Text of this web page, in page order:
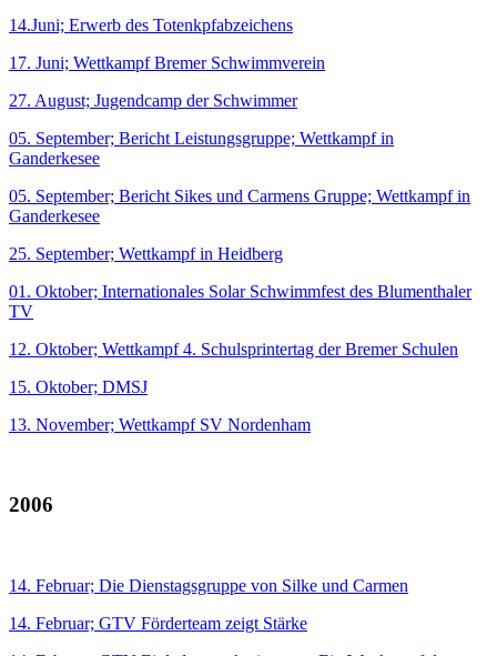
14.Juni; Erwerb des Totenkpfabzeichens
17. Juni; Wettkampf Bremer Schwimmverein
27. August; Jugendcamp der Schwimmer
05. September; Bericht Leistungsgruppe; Wettkampf in
Ganderkesee
05. September; Bericht Sikes und Carmens Gruppe; Wettkampf in
Ganderkesee
25. September; Wettkampf in Heidberg
01. Oktober; Internationales Solar Schwimmfest des Blumenthaler
TV
12. Oktober; Wettkampf 4. Schulsprintertag der Bremer Schulen
15. Oktober; DMSJ
13. November; Wettkampf SV Nordenham
2006
14. Februar; Die Dienstagsgruppe von Silke und Carmen
14. Februar; GTV Förderteam zeigt Stärke